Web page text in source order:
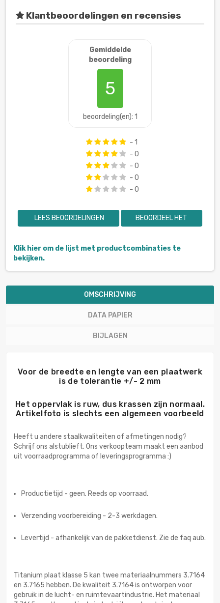
Klantbeoordelingen en recensies
Gemiddelde
beoordeling
5
beoordeling(en): 1
- 1
- 0
- 0
- 0
- 0
LEES BEOORDELINGEN BEOORDEEL HET
Klik hier om de lijst met productcombinaties te
bekijken.
OMSCHRIJVING
DATA PAPIER
BIJLAGEN
Voor de breedte en lengte van een plaatwerk
is de tolerantie +/- 2 mm
Het oppervlak is ruw, dus krassen zijn normaal.
Artikelfoto is slechts een algemeen voorbeeld
Heeft u andere staalkwaliteiten of afmetingen nodig?
Schrijf ons alstublieft. Ons verkoopteam maakt een aanbod
uit voorraadprogramma of leveringsprogramma :)
Productietijd - geen. Reeds op voorraad.
Verzending voorbereiding - 2-3 werkdagen.
Levertijd - afhankelijk van de pakketdienst. Zie de faq aub.
Titanium plaat klasse 5 kan twee materiaalnummers 3.7164
en 3.7165 hebben. De kwaliteit 3.7164 is ontworpen voor
gebruik in de lucht- en ruimtevaartindustrie. Het materiaal